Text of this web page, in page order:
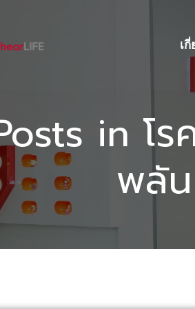
เ
in โ
พลัน